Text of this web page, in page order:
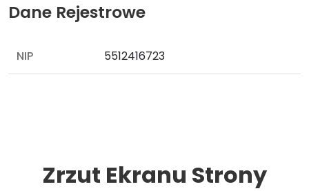
Dane Rejestrowe
NIP 5512416723
Zrzut Ekranu Strony